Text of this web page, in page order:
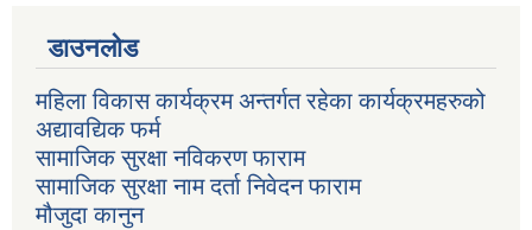
डाउनलोड
महिला विकास कार्यक्रम अन्तर्गत रहेका कार्यक्रमहरुको
अद्यावद्यिक फर्म
सामाजिक सुरक्षा नविकरण फाराम
सामाजिक सुरक्षा नाम दर्ता निवेदन फाराम
मौजुदा कानुन